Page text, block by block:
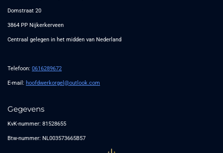
Domstraat 20
3864 PP Nijkerkerveen
Centraal gelegen in het midden van Nederland
Telefoon: 0616289672
E-mail: hoofdwerkorgel@outlook.com
Gegevens
KvK-nummer: 81528655
Btw-nummer: NL003573665B57